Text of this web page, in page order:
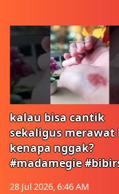
kalau bisa cantik
sekaligus merawat
kenapa nggak?
#madamegie
28 Jul 2026, 6:46 AM